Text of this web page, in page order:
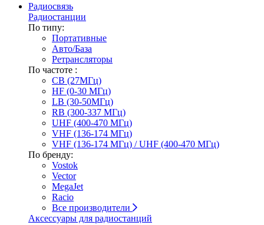
Радиосвязь
Радиостанции
По типу:
Портативные
Авто/База
Ретрансляторы
По частоте :
CB (27МГц)
HF (0-30 МГц)
LB (30-50МГц)
RB (300-337 МГц)
UHF (400-470 МГц)
VHF (136-174 МГц)
VHF (136-174 МГц) / UHF (400-470 МГц)
По бренду:
Vostok
Vector
MegaJet
Racio
Все производители
Аксессуары для радиостанций